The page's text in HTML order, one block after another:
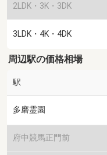
2LDK・3K・3DK
3LDK・4K・4DK
周辺駅の価格相場
駅
多磨霊園
府中競馬正門前